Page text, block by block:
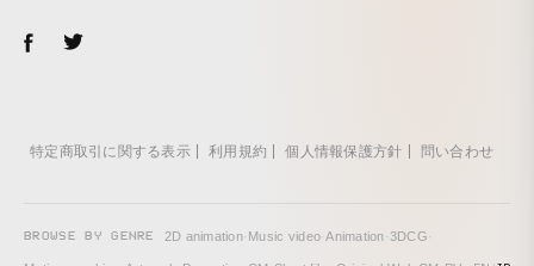
終的には覇権争い要素は無くなって、もうちょっと夢の世
してる絵が思い浮かんでこれは絶対可愛いなと思ってやらせ
疾走感といえばバイク。 アニメーションも豪華で、ど頭の
OPのアニメーションはmisaさんに、女の子の見てる夢の中
特定商取引に関する表示 利用規約 個人情報保護方針 問い合わせ
BROWSE BY GENRE 2D animation· Music video·Animation·3DCG·